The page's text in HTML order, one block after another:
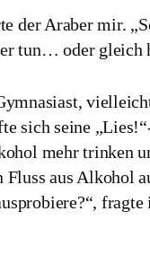
der Araber mir.
tun… oder gleich
sich seine
mehr trinken
aus Alkohol